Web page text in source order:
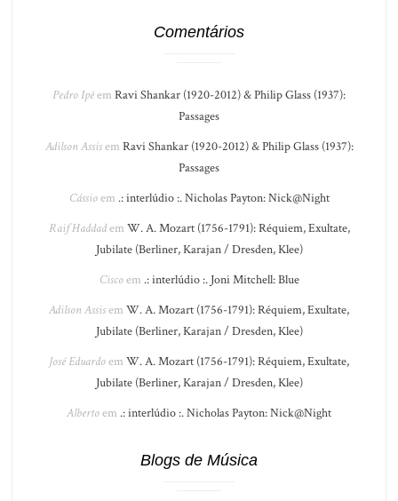
Comentários
Pedro Ipêem Ravi Shankar (1920-2012) & Philip Glass (1937):
Passages
Adilson Assisem Ravi Shankar (1920-2012) & Philip Glass (1937):
Passages
Cássioem .: interlúdio :. Nicholas Payton: Nick@Night
Raif Haddadem W. A. Mozart (1756-1791): Réquiem, Exultate,
Jubilate (Berliner, Karajan / Dresden, Klee)
Ciscoem .: interlúdio :. Joni Mitchell: Blue
Adilson Assisem W. A. Mozart (1756-1791): Réquiem, Exultate,
Jubilate (Berliner, Karajan / Dresden, Klee)
José Eduardoem W. A. Mozart (1756-1791): Réquiem, Exultate,
Jubilate (Berliner, Karajan / Dresden, Klee)
Albertoem .: interlúdio :. Nicholas Payton: Nick@Night
Blogs de Música